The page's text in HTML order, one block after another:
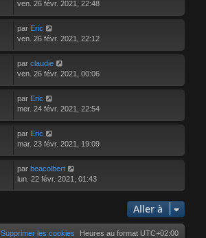
ven. 26 févr. 2021, 22:48
par Eric
ven. 26 févr. 2021, 22:12
par claudie
ven. 26 févr. 2021, 00:06
par Eric
mer. 24 févr. 2021, 22:54
par Eric
mar. 23 févr. 2021, 19:09
par beacolbert
lun. 22 févr. 2021, 01:43
Aller à
Heures au format UTC+02:00
Supprimer les cookies